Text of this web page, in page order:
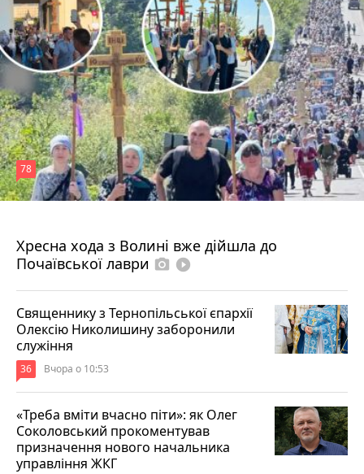
Хресна хода з Волині вже дійшла до
Почаївської лаври photo_camera play_circle_filled
78
Священнику з Тернопільської єпархії
Олексію Николишину заборонили
служіння
36 Вчора о 10:53
«Треба вміти вчасно піти»: як Олег
Соколовський прокоментував
призначення нового начальника
управління ЖКГ